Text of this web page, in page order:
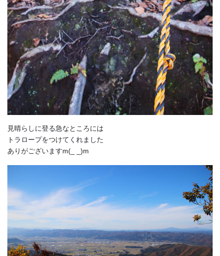
見晴らしに登る急なところには
トラロープをつけてくれました
ありがございますm(_ _)m